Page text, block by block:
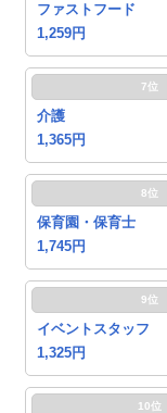
ファストフード
1,259円
7位
介護
1,365円
8位
保育園・保育士
1,745円
9位
イベントスタッフ
1,325円
10位